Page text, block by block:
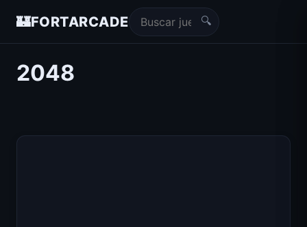
🏰FORTARCADE 🔍
2048